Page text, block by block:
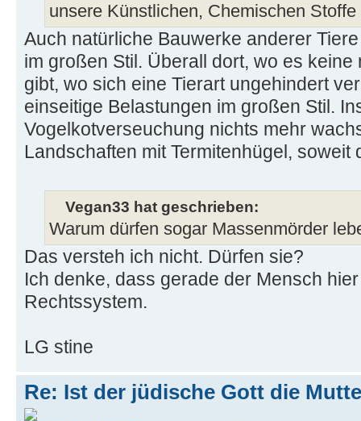
unsere Künstlichen, Chemischen Stoffe
Auch natürliche Bauwerke anderer
im großen Stil. Überall dort, wo es
gibt, wo sich eine Tierart ungehindert
einseitige Belastungen im großen Stil.
Vogelkotverseuchung nichts mehr
Landschaften mit Termitenhügel, soweit
Vegan33 hat geschrieben:
Warum dürfen sogar Massenmörder
Das versteh ich nicht. Dürfen sie?
Ich denke, dass gerade der Mensch
Rechtssystem.
LG stine
Re: Ist der jüdische Gott die